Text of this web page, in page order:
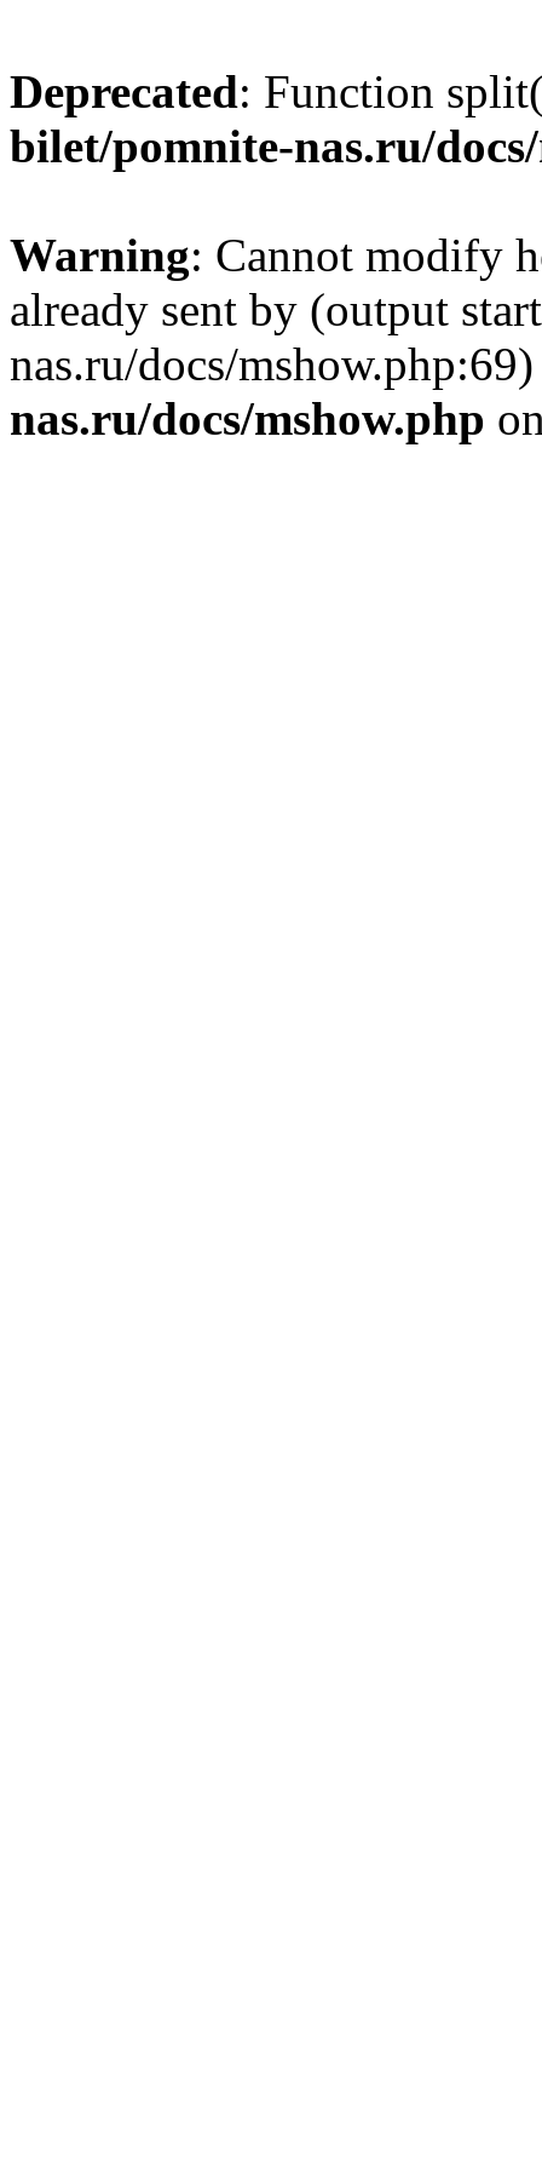
Deprecated: Function
bilet/pomnite-nas.ru/
Warning: Cannot modify
already sent by (output
nas.ru/docs/
nas.ru/docs/mshow.php